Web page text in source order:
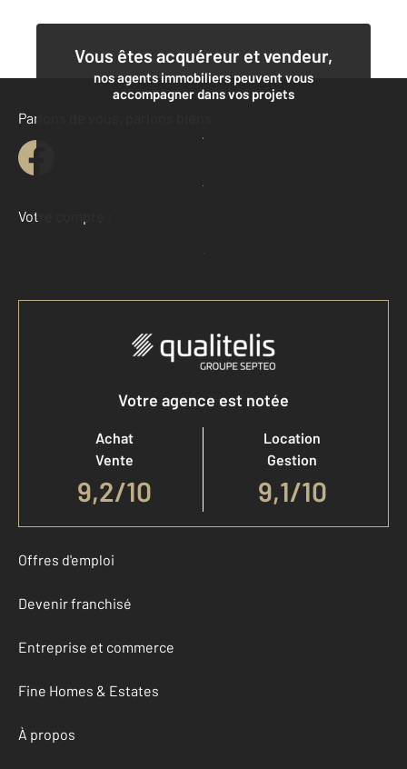
Vous êtes acquéreur et vendeur,
nos agents immobiliers peuvent vous
accompagner dans vos projets
Contacter l'agence
Demander une estimation
Parlons de vous, parlons biens
Votre compte :
Accéder à mon compte
Votre agence est notée
Achat
Vente
9,2/10
Location
Gestion
9,1/10
Offres d'emploi
Devenir franchisé
Entreprise et commerce
Fine Homes & Estates
À propos